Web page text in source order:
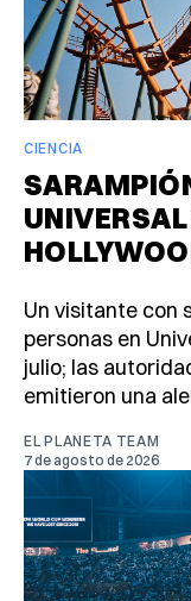
CIENCIA
Un visitante con
personas en
julio; las
emitieron una
EL PLANETA TEAM
7 de agosto de 2026